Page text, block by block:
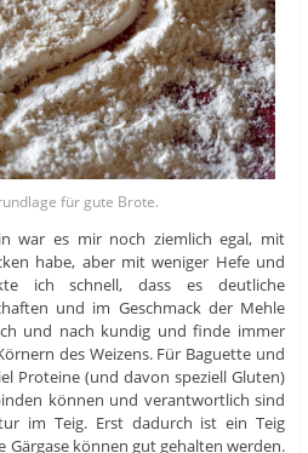
für gute Brote.
war es mir noch ziemlich egal, mit
habe, aber mit weniger Hefe und
ich schnell, dass es deutliche
und im Geschmack der Mehle
und nach kundig und finde immer
des Weizens. Für Baguette und
Proteine (und davon speziell Gluten)
können und verantwortlich sind
im Teig. Erst dadurch ist ein Teig
Gärgase können gut gehalten werden.